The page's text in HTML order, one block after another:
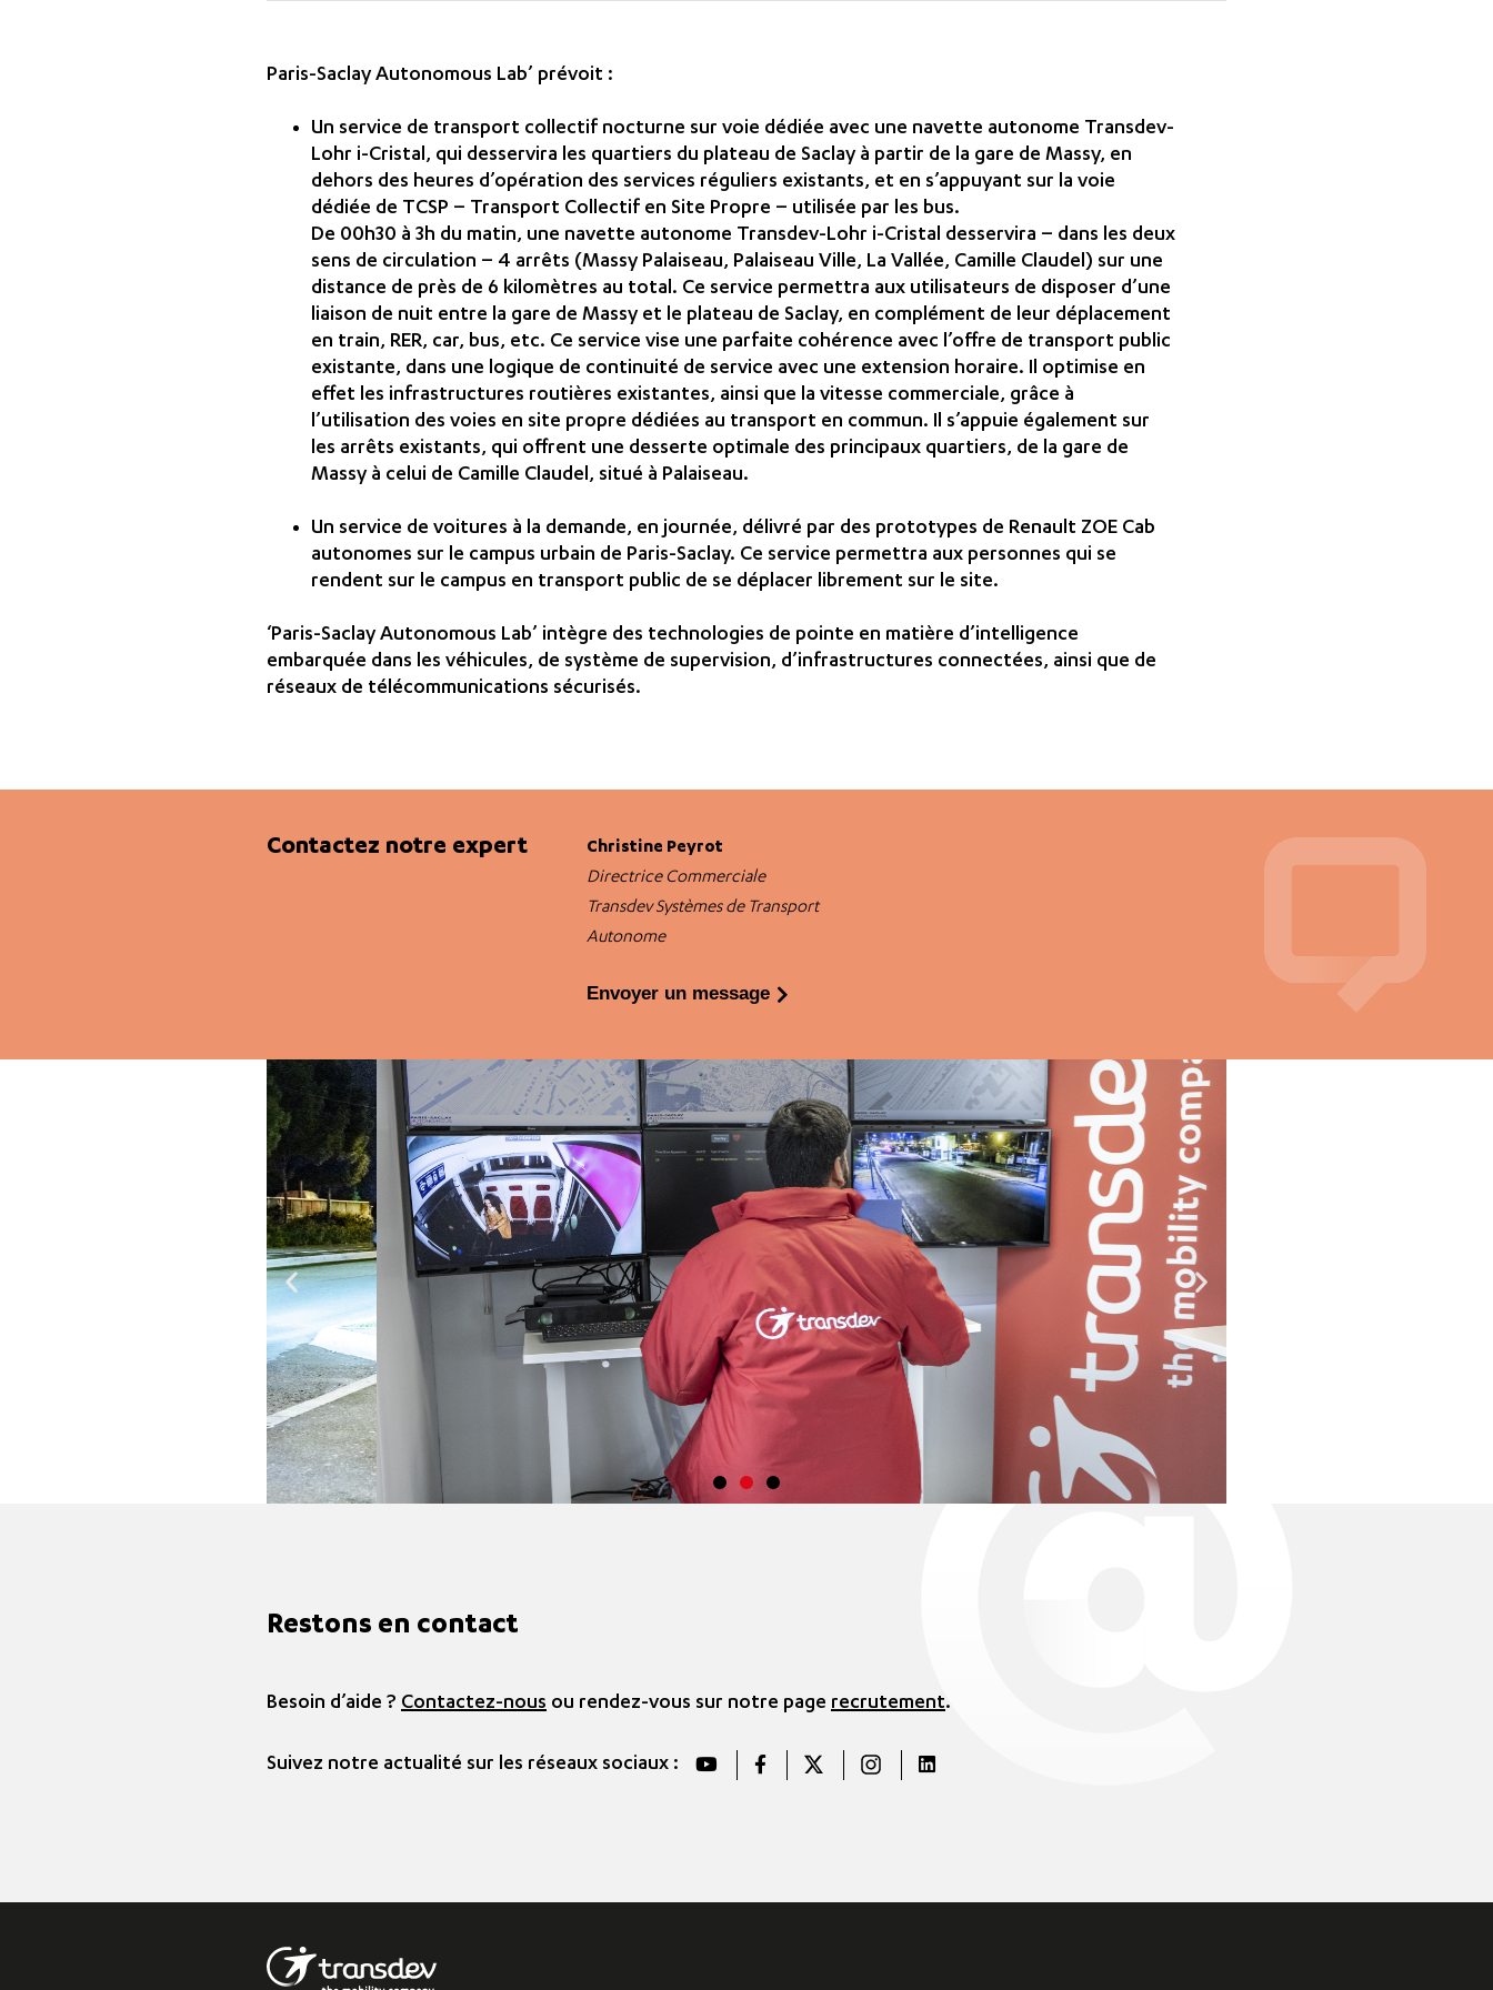
Paris-Saclay Autonomous Lab’ prévoit :
Un service de transport collectif nocturne sur voie dédiée avec une navette autonome Transdev-
Lohr i-Cristal, qui desservira les quartiers du plateau de Saclay à partir de la gare de Massy, en
dehors des heures d’opération des services réguliers existants, et en s’appuyant sur la voie
dédiée de TCSP – Transport Collectif en Site Propre – utilisée par les bus.
De 00h30 à 3h du matin, une navette autonome Transdev-Lohr i-Cristal desservira – dans les deux
sens de circulation – 4 arrêts (Massy Palaiseau, Palaiseau Ville, La Vallée, Camille Claudel) sur une
distance de près de 6 kilomètres au total. Ce service permettra aux utilisateurs de disposer d’une
liaison de nuit entre la gare de Massy et le plateau de Saclay, en complément de leur déplacement
en train, RER, car, bus, etc. Ce service vise une parfaite cohérence avec l’offre de transport public
existante, dans une logique de continuité de service avec une extension horaire. Il optimise en
effet les infrastructures routières existantes, ainsi que la vitesse commerciale, grâce à
l’utilisation des voies en site propre dédiées au transport en commun. Il s’appuie également sur
les arrêts existants, qui offrent une desserte optimale des principaux quartiers, de la gare de
Massy à celui de Camille Claudel, situé à Palaiseau.
Un service de voitures à la demande, en journée, délivré par des prototypes de Renault ZOE Cab
autonomes sur le campus urbain de Paris-Saclay. Ce service permettra aux personnes qui se
rendent sur le campus en transport public de se déplacer librement sur le site.
‘Paris-Saclay Autonomous Lab’ intègre des technologies de pointe en matière d’intelligence
embarquée dans les véhicules, de système de supervision, d’infrastructures connectées, ainsi que de
réseaux de télécommunications sécurisés.
Contactez notre expert
Christine Peyrot
Directrice Commerciale
Transdev Systèmes de Transport
Autonome
Envoyer un message
Restons en contact
Besoin d’aide ? Contactez-nous ou rendez-vous sur notre page recrutement.
Suivez notre actualité sur les réseaux sociaux :